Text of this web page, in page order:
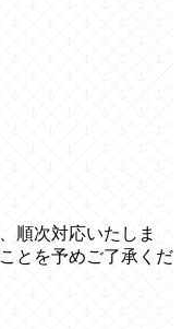
順次対応いたしま
とを予めご了承くだ